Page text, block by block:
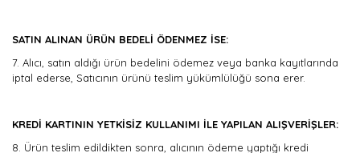
SATIN ALINAN ÜRÜN BEDELİ ÖDENMEZ İSE:
7. Alıcı, satın aldığı ürün bedelini ödemez veya banka kayıtlarında
iptal ederse, Satıcının ürünü teslim yükümlülüğü sona erer.
KREDİ KARTININ YETKİSİZ KULLANIMI İLE YAPILAN ALIŞVERİŞLER:
8. Ürün teslim edildikten sonra, alıcının ödeme yaptığı kredi